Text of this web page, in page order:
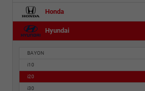
Honda
Hyundai
BAYON
i10
i20
i30